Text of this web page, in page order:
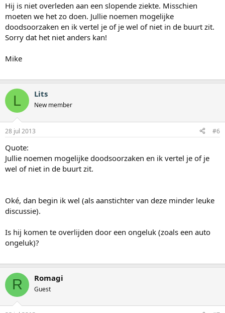
Hij is niet overleden aan een slopende ziekte. Misschien
moeten we het zo doen. Jullie noemen mogelijke
doodsoorzaken en ik vertel je of je wel of niet in de buurt zit.
Sorry dat het niet anders kan!
Mike
L Lits
New member
28 jul 2013 #6
Quote:
Jullie noemen mogelijke doodsoorzaken en ik vertel je of je
wel of niet in de buurt zit.
Oké, dan begin ik wel (als aanstichter van deze minder leuke
discussie).
Is hij komen te overlijden door een ongeluk (zoals een auto
ongeluk)?
R Romagi
Guest